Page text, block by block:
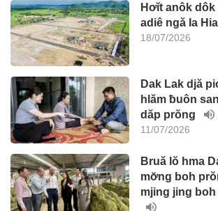
Hơĭt anôk
adiê ngă Ia
18/07/2026
Dak Lak djă
hlăm ƀuôn
dăp prŏng
11/07/2026
Bruă lŏ hma
mơ̆ng boh
mjing jing